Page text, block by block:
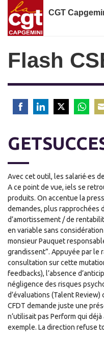
CGT
Flash
FacebookLinkedIn Twitter
Avec cet outil, les salarié·es
A ce point de vue, iels se
produits. On accentue la
demandes, plus rapprochées
d’amortissement / de
en variable sans
monsieur Pauquet
grandissent”. Appuyée par le
consultation sur cette
feedbacks), l’absence
négligence des risques
d’évaluations (Talent
CFDT demande juste une
n’utilisait pas Perform qui
exemple. La direction refuse